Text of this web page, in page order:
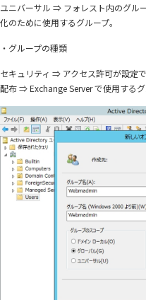
ユニバーサル ⇒ フォレスト内のグル
化のために使用するグループ。
・グループの種類
セキュリティ ⇒ アクセス許可が設定で
配布 ⇒ Exchange Server で使用するグ